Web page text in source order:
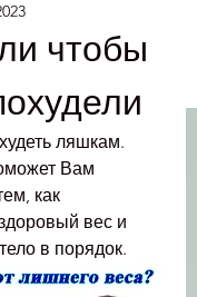
чтобы
ляшкам.
Вам
как
вес и
в порядок.